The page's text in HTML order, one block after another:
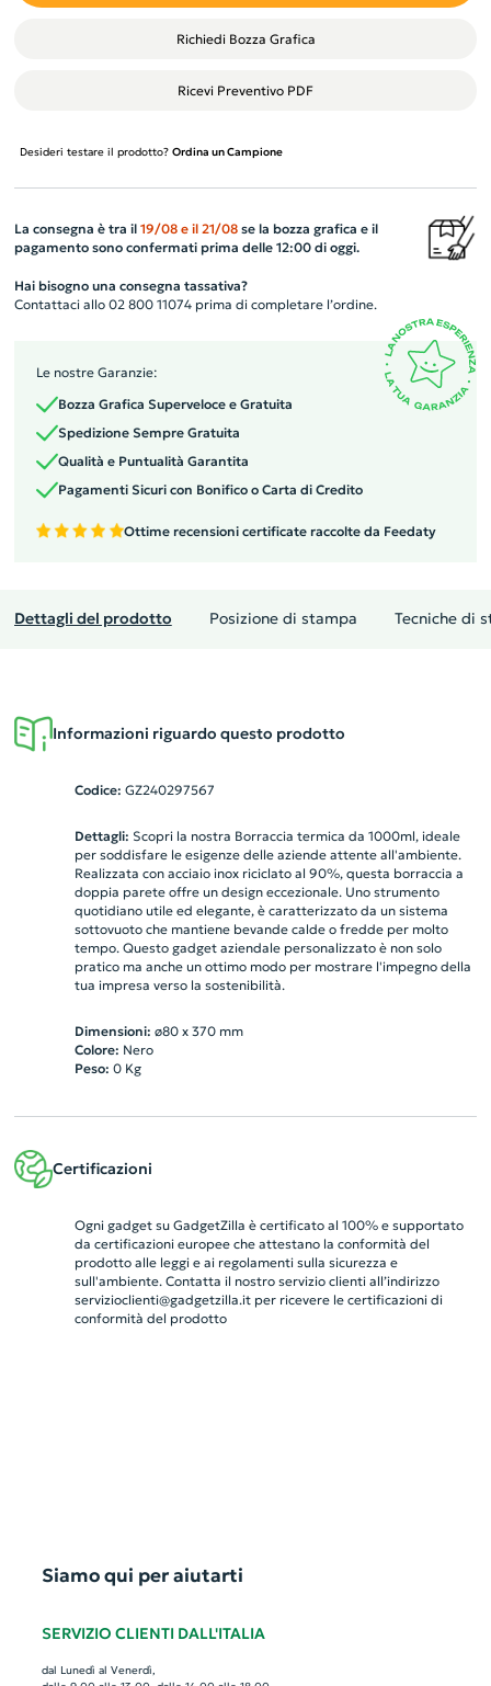
Richiedi Bozza Grafica
Ricevi Preventivo PDF
Desideri testare il prodotto? Ordina un Campione
La consegna è tra il 19/08 e il 21/08se la bozza grafica e il
pagamento sono confermati prima delle 12:00 di oggi.
Hai bisogno una consegna tassativa?
Contattaci allo 02 800 11074 prima di completare l’ordine.
Le nostre Garanzie:
Bozza Grafica Superveloce e Gratuita
Spedizione Sempre Gratuita
Qualità e Puntualità Garantita
Pagamenti Sicuri con Bonifico o Carta di Credito
Ottime recensioni certificate raccolte da Feedaty
Dettagli del prodotto Posizione di stampa Tecniche di
Informazioni riguardo questo prodotto
Codice: GZ240297567
Dettagli: Scopri la nostra Borraccia termica da 1000ml, ideale
per soddisfare le esigenze delle aziende attente all'ambiente.
Realizzata con acciaio inox riciclato al 90%, questa borraccia a
doppia parete offre un design eccezionale. Uno strumento
quotidiano utile ed elegante, è caratterizzato da un sistema
sottovuoto che mantiene bevande calde o fredde per molto
tempo. Questo gadget aziendale personalizzato è non solo
pratico ma anche un ottimo modo per mostrare l'impegno della
tua impresa verso la sostenibilità.
Dimensioni: ø80 x 370 mm
Colore: Nero
Peso: 0Kg
Certificazioni
Ogni gadget su GadgetZilla è certificato al 100% e supportato
da certificazioni europee che attestano la conformità del
prodotto alle leggi e ai regolamenti sulla sicurezza e
sull'ambiente. Contatta il nostro servizio clienti all’indirizzo
servizioclienti@gadgetzilla.itper ricevere le certificazioni di
conformità del prodotto
Siamo qui per aiutarti
SERVIZIO CLIENTI DALL'ITALIA
dal Lunedì al Venerdì,